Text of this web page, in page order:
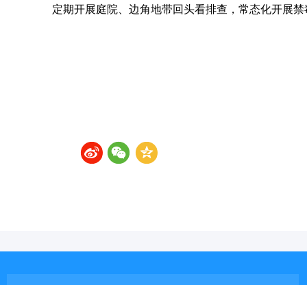
定期开展庭院、边角地带回头看排查，常态化开展